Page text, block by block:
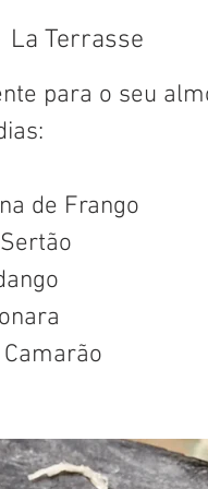
La Terrasse
para o seu
de Frango